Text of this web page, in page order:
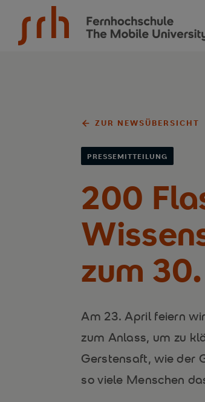
ZUR NEWSÜBERSICHT
PRESSEMITTEILUNG
200
zum
Am 23. April feiern
zum Anlass, um zu
Gerstensaft, wie der
so viele Menschen